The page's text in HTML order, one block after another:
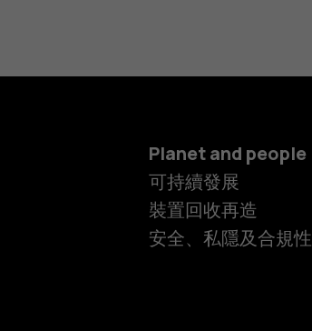
Planet and people
可持續發展
裝置回收再造
安全、私隱及合規性